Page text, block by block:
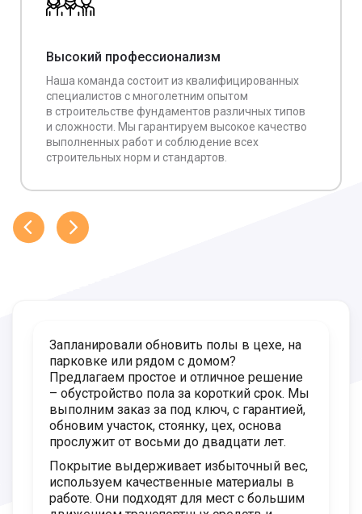
Высокий профессионализм
Наша команда состоит из квалифицированных
специалистов с многолетним опытом
в строительстве фундаментов различных типов
и сложности. Мы гарантируем высокое качество
выполненных работ и соблюдение всех
строительных норм и стандартов.
Запланировали обновить полы в цехе, на
парковке или рядом с домом?
Предлагаем простое и отличное решение
– обустройство пола за короткий срок. Мы
выполним заказ за под ключ, с гарантией,
обновим участок, стоянку, цех, основа
прослужит от восьми до двадцати лет.
Покрытие выдерживает избыточный вес,
используем качественные материалы в
работе. Они подходят для мест с большим